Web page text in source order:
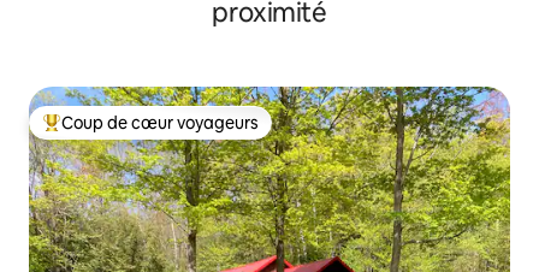
proximité
Coups de cœur voyageurs les plus appréciés
Coup de cœur voyageurs